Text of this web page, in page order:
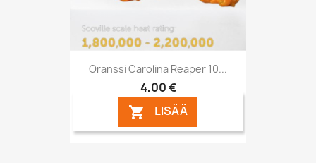
Oranssi Carolina Reaper 10...
4,00 €
 LISÄÄ